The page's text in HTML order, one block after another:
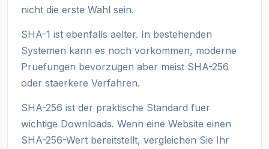
nicht die erste Wahl sein.
SHA-1 ist ebenfalls aelter. In bestehenden
Systemen kann es noch vorkommen, moderne
Pruefungen bevorzugen aber meist SHA-256
oder staerkere Verfahren.
SHA-256 ist der praktische Standard fuer
wichtige Downloads. Wenn eine Website einen
SHA-256-Wert bereitstellt, vergleichen Sie Ihr